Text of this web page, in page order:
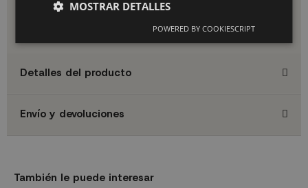
Medidas: 200 × 100 × 75 cm
Detalles del producto
Envío y devoluciones
También le puede interesar
MOSTRAR DETALLES
POWERED BY COOKIESCRIPT